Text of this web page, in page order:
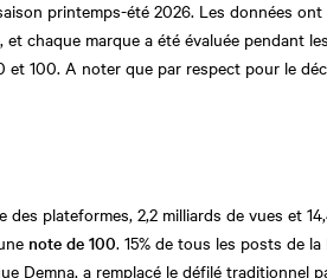
printemps-été 2026. Les données ont
chaque marque a été évaluée pendant
100. A noter que par respect pour le
des plateformes, 2,2 milliards de vues et
note de 100. 15% de tous les posts de
Demna, a remplacé le défilé traditionnel